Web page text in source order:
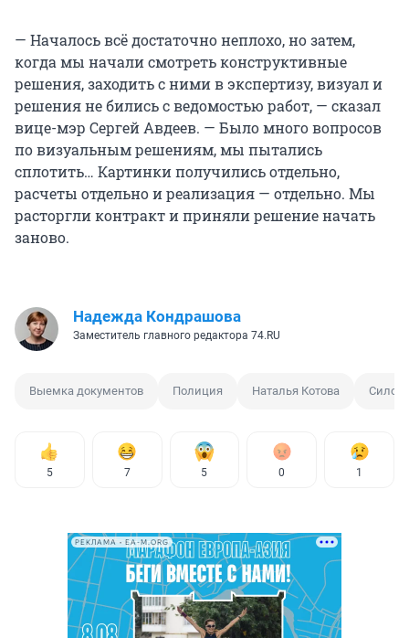
— Началось всё достаточно неплохо, но затем,
когда мы начали смотреть конструктивные
решения, заходить с ними в экспертизу, визуал и
решения не бились с ведомостью работ, — сказал
вице-мэр Сергей Авдеев. — Было много вопросов
по визуальным решениям, мы пытались
сплотить… Картинки получились отдельно,
расчеты отдельно и реализация — отдельно. Мы
расторгли контракт и приняли решение начать
заново.
Надежда Кондрашова
Заместитель главного редактора 74.RU
Выемка документов Полиция Наталья Котова
5 7 5 0 1
РЕКЛАМА • EA-M.ORG